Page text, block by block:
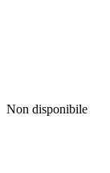
Previous
Next
Non disponibile